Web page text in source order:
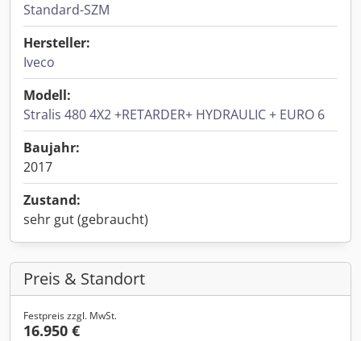
Standard-SZM
Hersteller:
Iveco
Modell:
Stralis 480 4X2 +RETARDER+ HYDRAULIC + EURO 6
Baujahr:
2017
Zustand:
sehr gut (gebraucht)
Preis & Standort
Festpreis zzgl. MwSt.
16.950 €